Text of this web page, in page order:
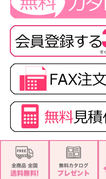
■生地
コンフォートクロスストレッチ
ポリエステル100%
■機能